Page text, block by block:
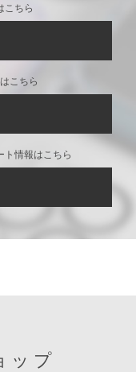
こちら
こちら
ト情報はこちら
ップ